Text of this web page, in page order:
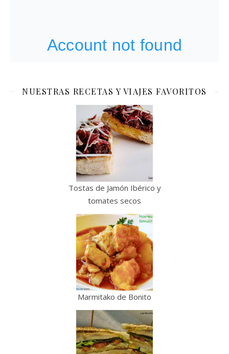
NUESTRAS RECETAS Y VIAJES FAVORITOS
Tostas de Jamón Ibérico y
tomates secos
Marmitako de Bonito